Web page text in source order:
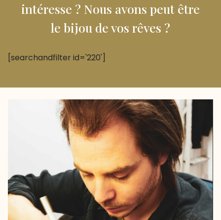
intéresse ? Nous avons peut être
le bijou de vos rêves ?
[searchandfilter id='220']